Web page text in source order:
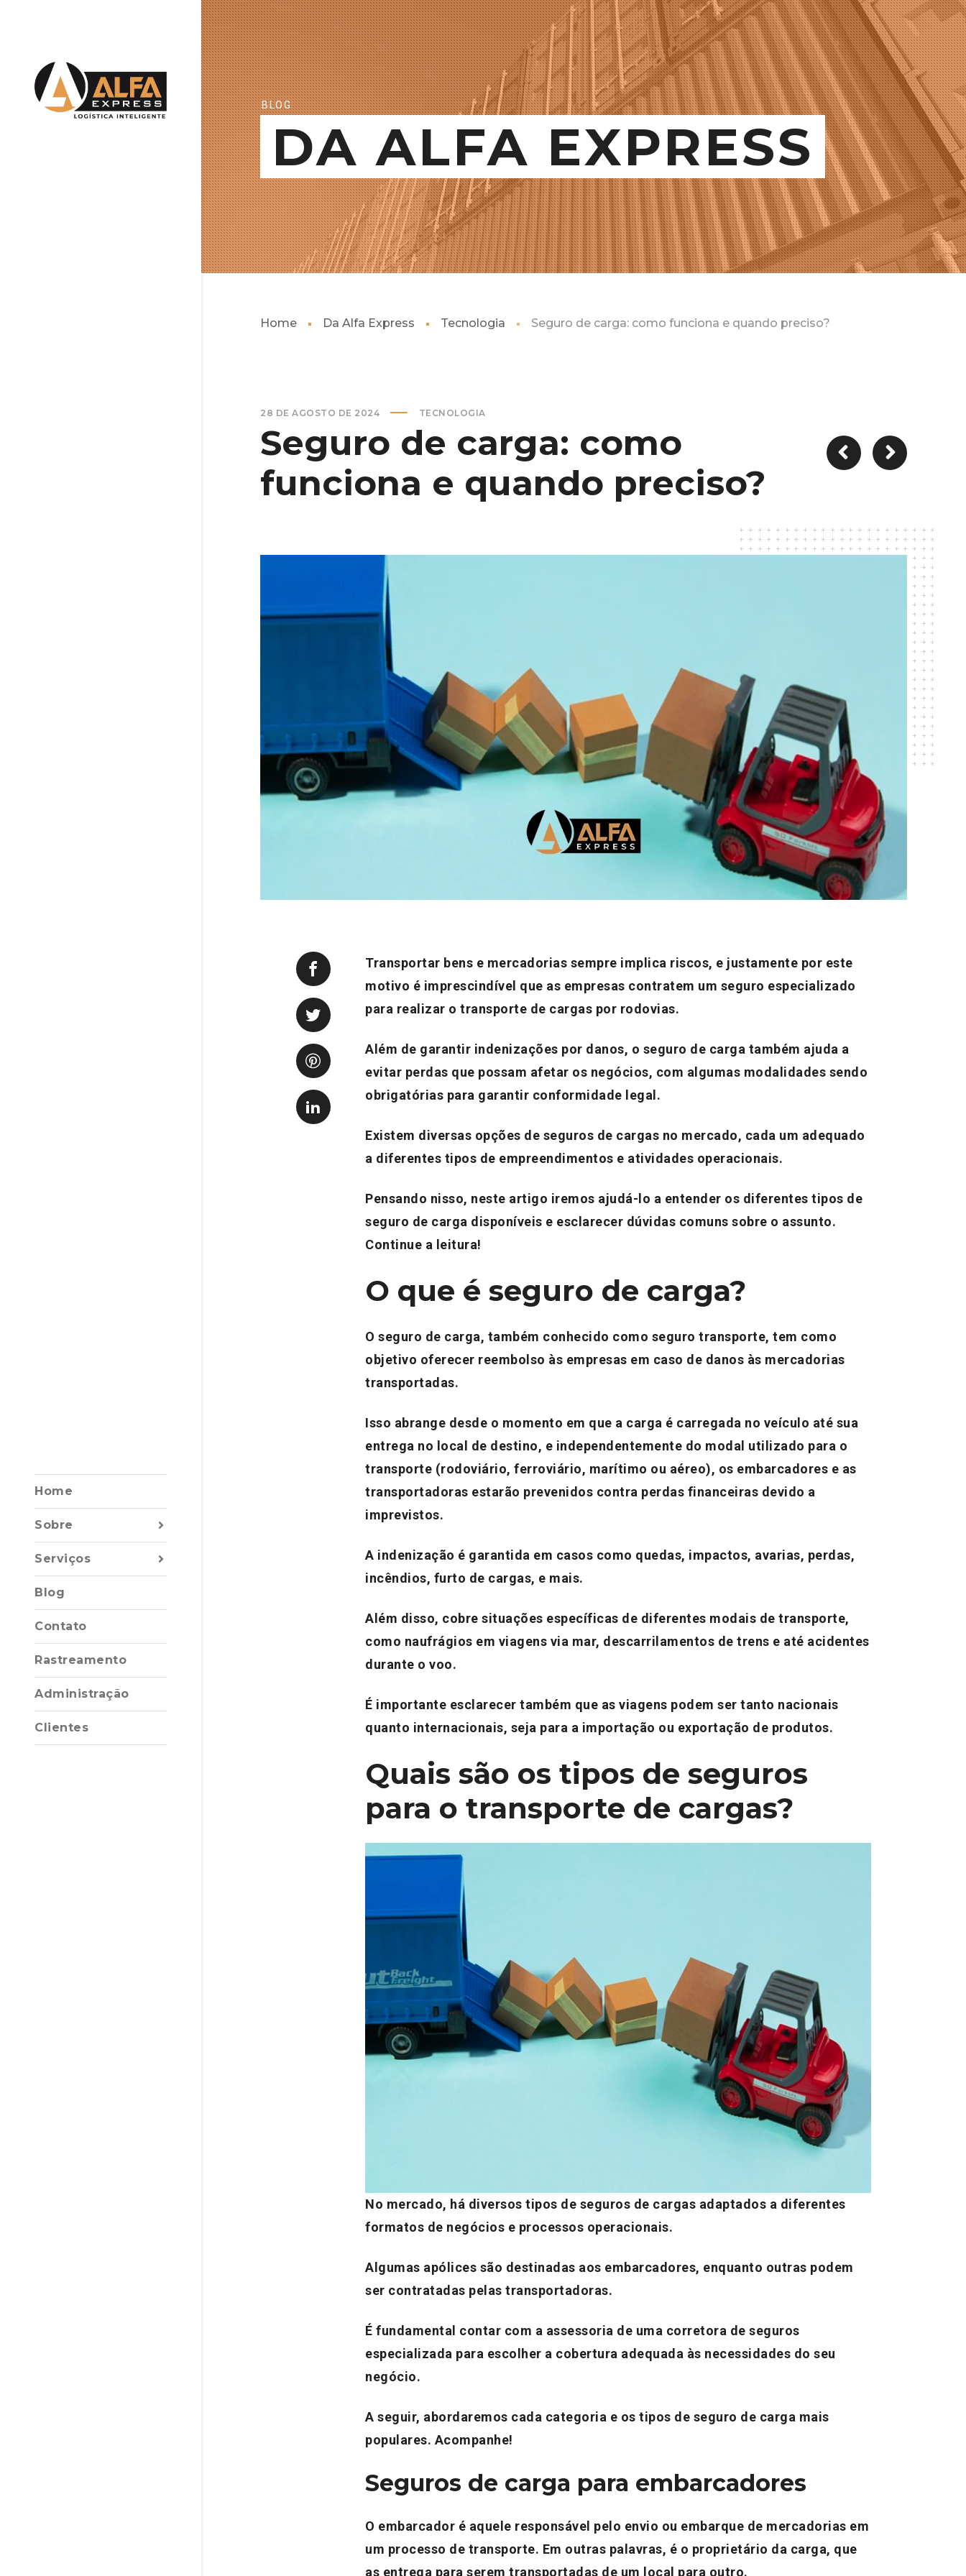
Home
Sobre
Serviços
Blog
Contato
Rastreamento
Administração
Clientes
BLOG
DA ALFA EXPRESS
Home Da Alfa Express Tecnologia Seguro de carga: como funciona e quando preciso?
28 DE AGOSTO DE 2024 TECNOLOGIA
Seguro de carga: como
funciona e quando preciso?
Transportar bens e mercadorias sempre implica riscos, e justamente por este
motivo é imprescindível que as empresas contratem um seguro especializado
para realizar o transporte de cargas por rodovias.
Além de garantir indenizações por danos, o seguro de carga também ajuda a
evitar perdas que possam afetar os negócios, com algumas modalidades sendo
obrigatórias para garantir conformidade legal.
Existem diversas opções de seguros de cargas no mercado, cada um adequado
a diferentes tipos de empreendimentos e atividades operacionais.
Pensando nisso, neste artigo iremos ajudá-lo a entender os diferentes tipos de
seguro de carga disponíveis e esclarecer dúvidas comuns sobre o assunto.
Continue a leitura!
O que é seguro de carga?
O seguro de carga, também conhecido como seguro transporte, tem como
objetivo oferecer reembolso às empresas em caso de danos às mercadorias
transportadas.
Isso abrange desde o momento em que a carga é carregada no veículo até sua
entrega no local de destino, e independentemente do modal utilizado para o
transporte (rodoviário, ferroviário, marítimo ou aéreo), os embarcadores e as
transportadoras estarão prevenidos contra perdas financeiras devido a
imprevistos.
A indenização é garantida em casos como quedas, impactos, avarias, perdas,
incêndios, furto de cargas, e mais.
Além disso, cobre situações específicas de diferentes modais de transporte,
como naufrágios em viagens via mar, descarrilamentos de trens e até acidentes
durante o voo.
É importante esclarecer também que as viagens podem ser tanto nacionais
quanto internacionais, seja para a importação ou exportação de produtos.
Quais são os tipos de seguros
para o transporte de cargas?
No mercado, há diversos tipos de seguros de cargas adaptados a diferentes
formatos de negócios e processos operacionais.
Algumas apólices são destinadas aos embarcadores, enquanto outras podem
ser contratadas pelas transportadoras.
É fundamental contar com a assessoria de uma corretora de seguros
especializada para escolher a cobertura adequada às necessidades do seu
negócio.
A seguir, abordaremos cada categoria e os tipos de seguro de carga mais
populares. Acompanhe!
Seguros de carga para embarcadores
O embarcador é aquele responsável pelo envio ou embarque de mercadorias em
um processo de transporte. Em outras palavras, é o proprietário da carga, que
as entrega para serem transportadas de um local para outro.